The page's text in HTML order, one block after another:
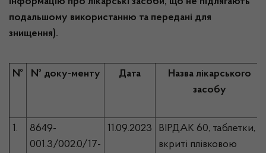
подальшому використанню та передані для
знищення).
№ № доку-менту Дата
Назва лікарського
засобу
1.
8649-
001.3/002.0/17-
11.09.2023
ВІРДАК 60, таблетки,
вкриті плівковою